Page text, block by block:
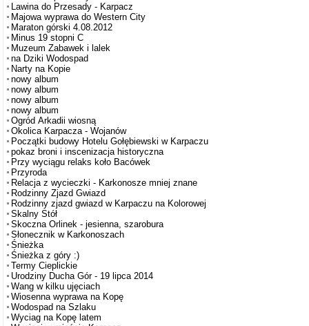
Lawina do Przesady - Karpacz
Majowa wyprawa do Western City
Maraton górski 4.08.2012
Minus 19 stopni C
Muzeum Zabawek i lalek
na Dziki Wodospad
Narty na Kopie
nowy album
nowy album
nowy album
nowy album
Ogród Arkadii wiosną
Okolica Karpacza - Wojanów
Początki budowy Hotelu Gołębiewski w Karpaczu
pokaz broni i inscenizacja historyczna
Przy wyciągu relaks koło Bacówek
Przyroda
Relacja z wycieczki - Karkonosze mniej znane
Rodzinny Zjazd Gwiazd
Rodzinny zjazd gwiazd w Karpaczu na Kolorowej
Skalny Stół
Skoczna Orlinek - jesienna, szarobura
Słonecznik w Karkonoszach
Śnieżka
Śnieżka z góry :)
Termy Cieplickie
Urodziny Ducha Gór - 19 lipca 2014
Wang w kilku ujęciach
Wiosenna wyprawa na Kopę
Wodospad na Szlaku
Wyciag na Kopę latem